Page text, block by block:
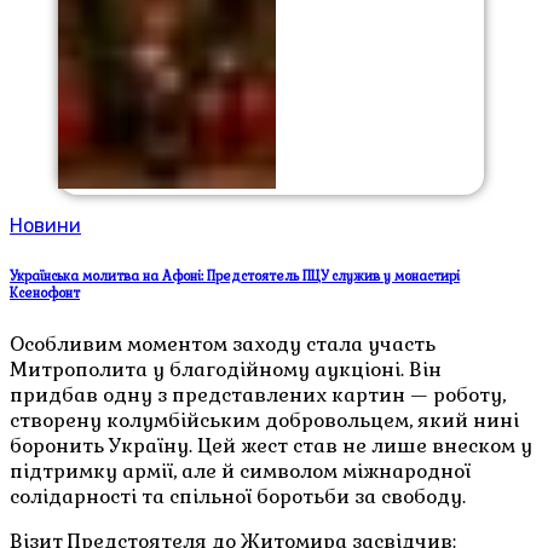
Новини
Українська молитва на Афоні: Предстоятель ПЦУ служив у монастирі
Ксенофонт
Особливим моментом заходу стала участь
Митрополита у благодійному аукціоні. Він
придбав одну з представлених картин — роботу,
створену колумбійським добровольцем, який нині
боронить Україну. Цей жест став не лише внеском у
підтримку армії, але й символом міжнародної
солідарності та спільної боротьби за свободу.
Візит Предстоятеля до Житомира засвідчив: